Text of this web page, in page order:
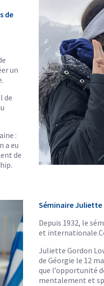
de
un
de
:
a eu
de
Séminaire Juliette
Depuis 1932, le
et
Juliette Gordon
de Géorgie le 12
que l’opportunité
mentalement et